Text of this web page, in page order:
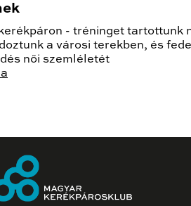
- tréninget tartottunk
a városi terekben, és
női szemléletét